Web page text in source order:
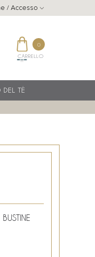
/ Accesso
0
CARRELLO
TÈ